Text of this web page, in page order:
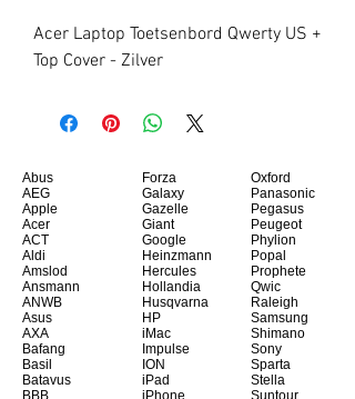
Acer Laptop Toetsenbord Qwerty US +
Top Cover - Zilver
Abus
AEG
Apple
Acer
ACT
Aldi
Amslod
Ansmann
ANWB
Asus
AXA
Bafang
Basil
Batavus
Forza
Galaxy
Gazelle
Giant
Google
Heinzmann
Hercules
Hollandia
Husqvarna
HP
iMac
Impulse
ION
iPad
Oxford
Panasonic
Pegasus
Peugeot
Phylion
Popal
Prophete
Qwic
Raleigh
Samsung
Shimano
Sony
Sparta
Stella